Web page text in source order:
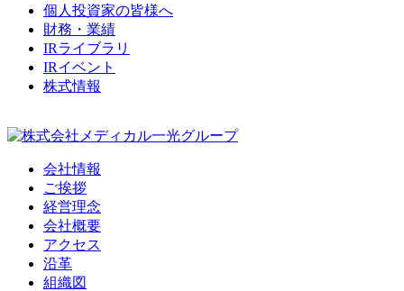
個人投資家の皆様へ
財務・業績
IRライブラリ
IRイベント
株式情報
会社情報
ご挨拶
経営理念
会社概要
アクセス
沿革
組織図